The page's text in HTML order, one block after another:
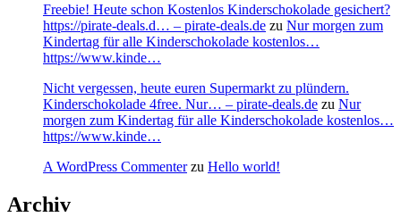
Freebie! Heute schon Kostenlos Kinderschokolade gesichert?
https://pirate-deals.d… – pirate-deals.de zu Nur morgen zum
Kindertag für alle Kinderschokolade kostenlos…
https://www.kinde…
Nicht vergessen, heute euren Supermarkt zu plündern.
Kinderschokolade 4free. Nur… – pirate-deals.de zu Nur
morgen zum Kindertag für alle Kinderschokolade kostenlos…
https://www.kinde…
A WordPress Commenterzu Hello world!
Archiv